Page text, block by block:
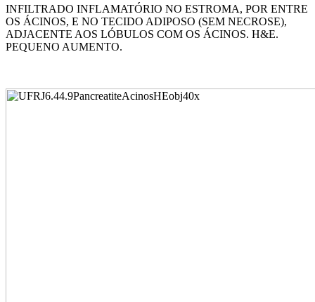
INFILTRADO INFLAMATÓRIO NO ESTROMA, POR ENTRE
OS ÁCINOS, E NO TECIDO ADIPOSO (SEM NECROSE),
ADJACENTE AOS LÓBULOS COM OS ÁCINOS. H&E.
PEQUENO AUMENTO.